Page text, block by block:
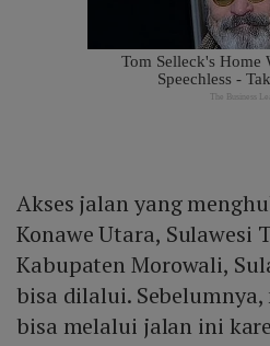
Akses jalan yang
Konawe Utara, Sulawesi
Kabupaten Morowali,
bisa dilalui.
bisa melalui jalan ini